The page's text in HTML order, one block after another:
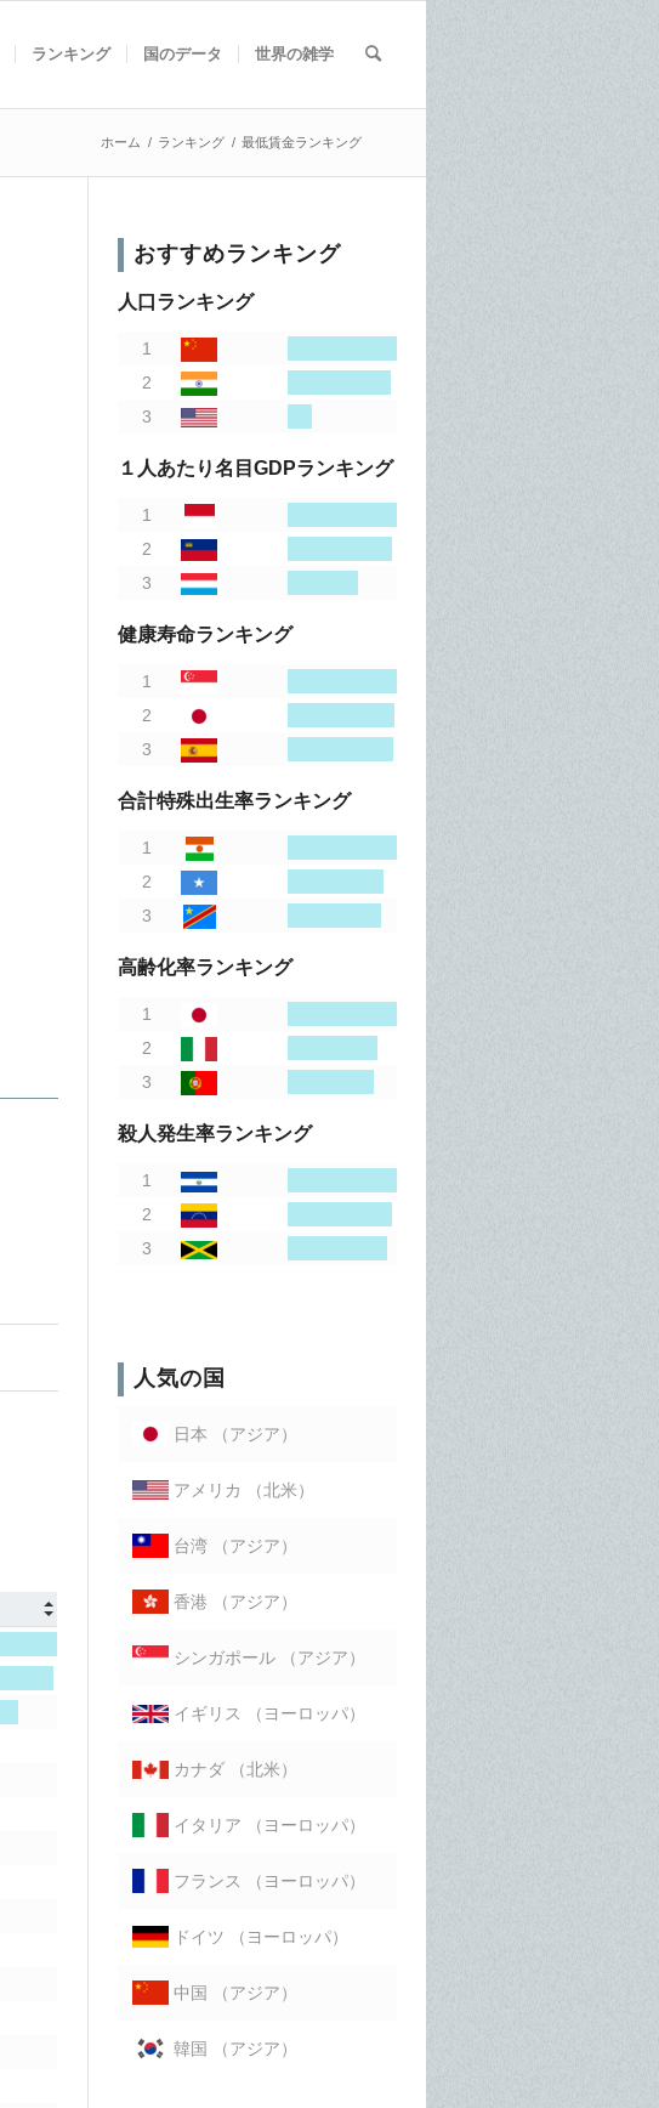
ランキング 国のデータ 世界の雑学
ホーム / ランキング / 最低賃金ランキング
おすすめランキング
人口ランキング
１人あたり名目GDPランキング
健康寿命ランキング
合計特殊出生率ランキング
高齢化率ランキング
殺人発生率ランキング
人気の国
日本 （アジア）
アメリカ （北米）
台湾 （アジア）
香港 （アジア）
シンガポール （アジア）
イギリス （ヨーロッパ）
カナダ （北米）
イタリア （ヨーロッパ）
フランス （ヨーロッパ）
ドイツ （ヨーロッパ）
中国 （アジア）
韓国 （アジア）